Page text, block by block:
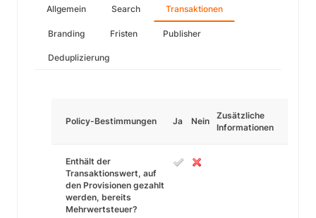
Allgemein Search Transaktionen
Branding Fristen Publisher
Deduplizierung
Policy-Bestimmungen Ja Nein
Zusätzliche
Informationen
Enthält der
Transaktionswert, auf
den Provisionen gezahlt
werden, bereits
Mehrwertsteuer?